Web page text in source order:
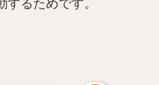
るためです。